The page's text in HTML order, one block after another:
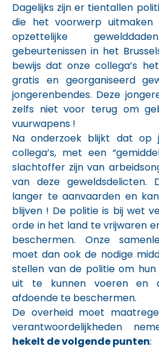
Dagelijks zijn er tientallen
die het voorwerp uitmaken
opzettelijke
gebeurtenissen in het
bewijs dat onze collega’s
gratis en georganiseerd
jongerenbendes. Deze
zelfs niet voor terug om
vuurwapens !
Na onderzoek blijkt dat op
collega’s, met een
slachtoffer zijn van
van deze geweldsdelicten.
langer te aanvaarden en
blijven ! De politie is bij wet
orde in het land te vrijwaren
beschermen. Onze
moet dan ook de nodige
stellen van de politie om
uit te kunnen voeren en
afdoende te beschermen.
De overheid moet
verantwoordelijkheden
hekelt de volgende punten: